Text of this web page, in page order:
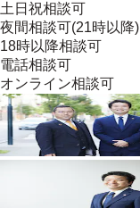
土日祝相談可
夜間相談可(21時以降)
18時以降相談可
電話相談可
オンライン相談可